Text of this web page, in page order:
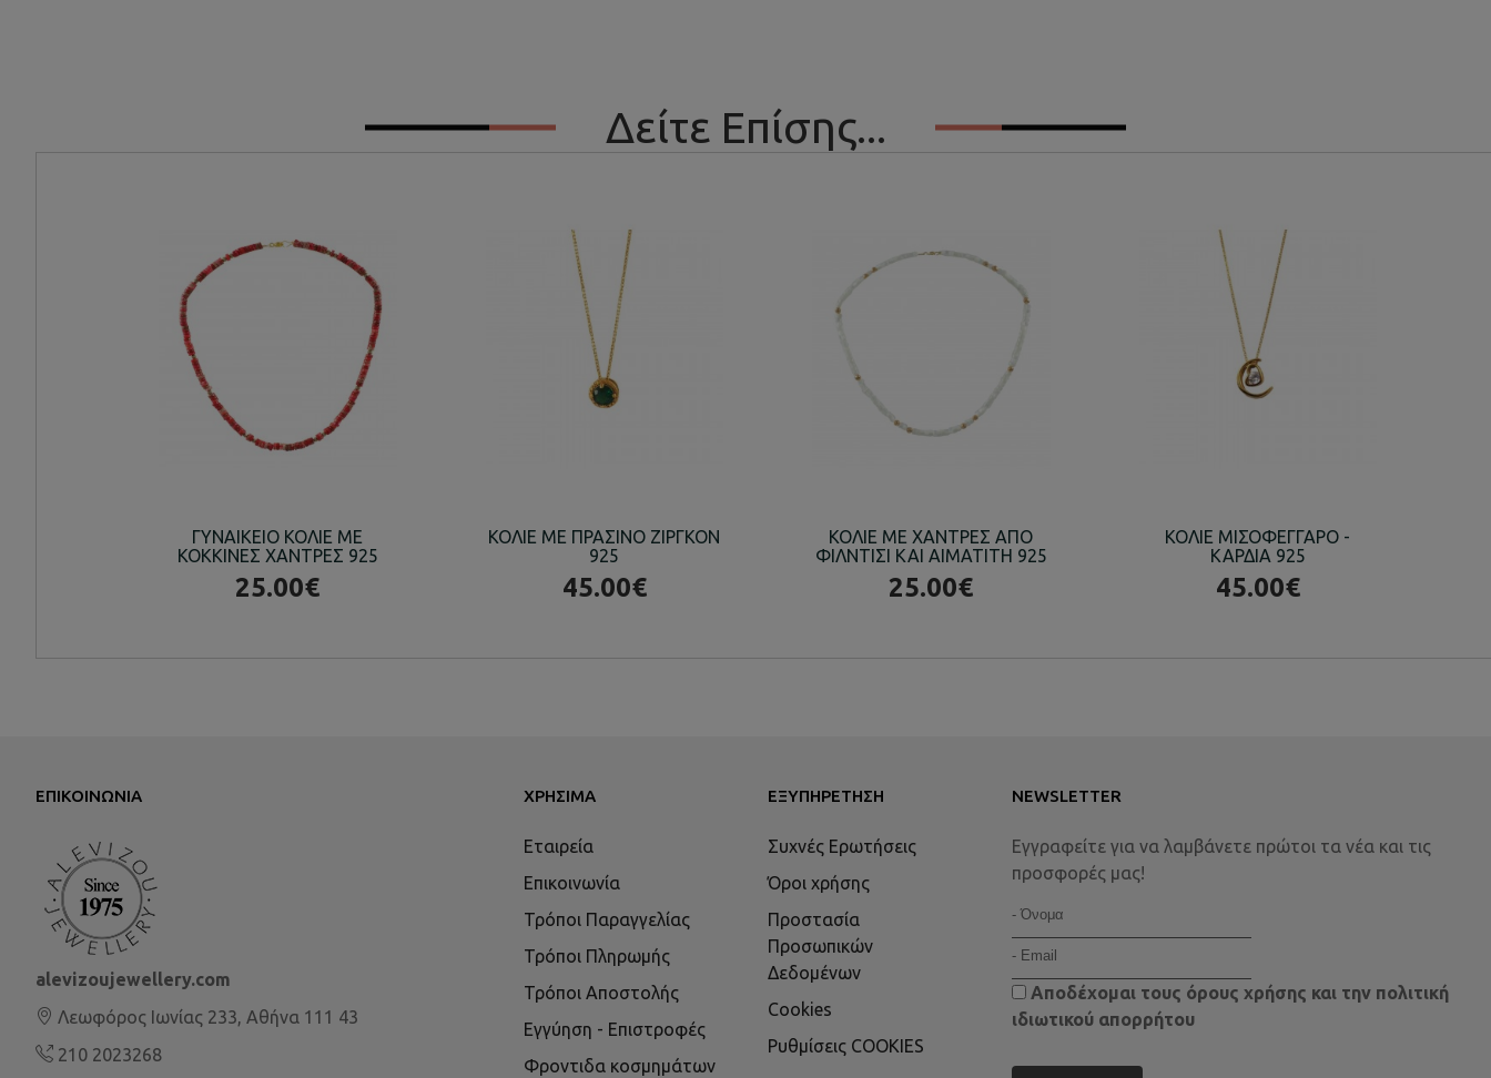
Δείτε Επίσης...
ΓΥΝΑΙΚΕΙΟ ΚΟΛΙΕ ΜΕ
ΚΟΚΚΙΝΕΣ ΧΑΝΤΡΕΣ 925
25.00€
ΚΟΛΙΕ ΜΕ ΠΡΑΣΙΝΟ ΖΙΡΓΚΟΝ
925
45.00€
ΚΟΛΙΕ ΜΕ ΧΑΝΤΡΕΣ ΑΠΟ
ΦΙΛΝΤΙΣΙ ΚΑΙ ΑΙΜΑΤΙΤΗ 925
25.00€
ΚΟΛΙΕ ΜΙΣΟΦΕΓΓΑΡΟ -
ΚΑΡΔΙΑ 925
45.00€
ΕΠΙΚΟΙΝΩΝΊΑ
alevizoujewellery.com
Λεωφόρος Ιωνίας 233, Αθήνα 111 43
210 2023268
ΧΡΉΣΙΜΑ
Εταιρεία
Επικοινωνία
Τρόποι Παραγγελίας
Τρόποι Πληρωμής
Τρόποι Αποστολής
Εγγύηση - Επιστροφές
Φροντιδα κοσμημάτων
ΕΞΥΠΗΡΈΤΗΣΗ
Συχνές Ερωτήσεις
Όροι χρήσης
Προστασία
Προσωπικών
Δεδομένων
Cookies
Ρυθμίσεις COOKIES
NEWSLETTER
Εγγραφείτε για να λαμβάνετε πρώτοι τα νέα και τις
προσφορές μας!
Αποδέχομαι τους όρους χρήσης και την πολιτική
ιδιωτικού απορρήτου